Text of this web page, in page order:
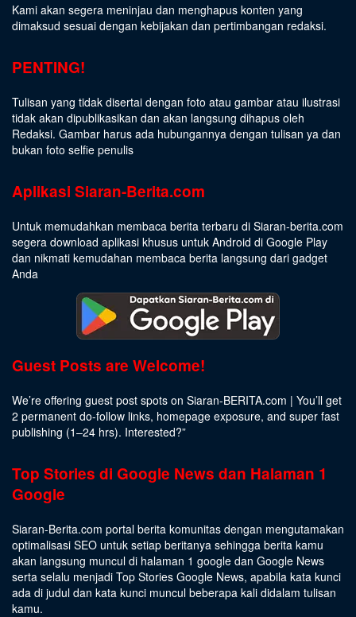
Kami akan segera meninjau dan menghapus konten yang
dimaksud sesuai dengan kebijakan dan pertimbangan redaksi.
PENTING!
Tulisan yang tidak disertai dengan foto atau gambar atau ilustrasi
tidak akan dipublikasikan dan akan langsung dihapus oleh
Redaksi. Gambar harus ada hubungannya dengan tulisan ya dan
bukan foto selfie penulis
Aplikasi Siaran-Berita.com
Untuk memudahkan membaca berita terbaru di Siaran-berita.com
segera download aplikasi khusus untuk Android di Google Play
dan nikmati kemudahan membaca berita langsung dari gadget
Anda
Guest Posts are Welcome!
We’re offering guest post spots on Siaran-BERITA.com | You’ll get
2 permanent do-follow links, homepage exposure, and super fast
publishing (1–24 hrs). Interested?”
Top Stories di Google News dan Halaman 1
Google
Siaran-Berita.com portal berita komunitas dengan mengutamakan
optimalisasi SEO untuk setiap beritanya sehingga berita kamu
akan langsung muncul di halaman 1 google dan Google News
serta selalu menjadi Top Stories Google News, apabila kata kunci
ada di judul dan kata kunci muncul beberapa kali didalam tulisan
kamu.